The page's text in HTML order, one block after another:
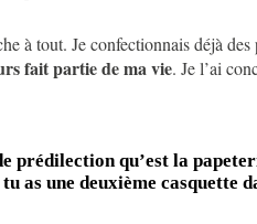
à tout. Je confectionnais déjà
fait partie de ma vie. Je l’ai
prédilection qu’est la
as une deuxième casquette